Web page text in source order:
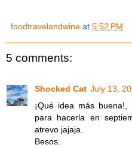
foodtravelandwine at 5:52 PM
5 comments:
Shocked Cat July 13,
¡Qué idea más
para hacerla en
atrevo jajaja.
Besos.